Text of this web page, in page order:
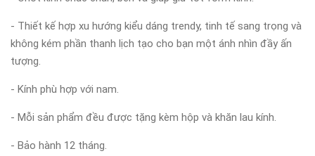
- Thiết kế hợp xu hướng kiểu dáng trendy, tinh tế sang trọng và
không kém phần thanh lịch tạo cho bạn một ánh nhìn đầy ấn
tượng.
- Kính phù hợp với nam.
- Mỗi sản phẩm đều được tặng kèm hộp và khăn lau kính.
- Bảo hành 12 tháng.